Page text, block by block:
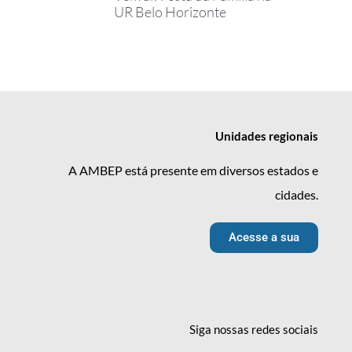
UR Belo Horizonte
Unidades regionais
A AMBEP está presente em diversos estados e
cidades.
Acesse a sua
Siga nossas redes sociais